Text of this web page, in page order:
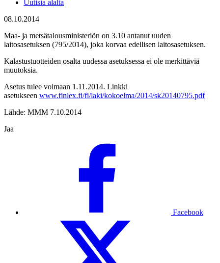
Uutisia alalta
08.10.2014
Maa- ja metsätalousministeriön on 3.10 antanut uuden
laitosasetuksen (795/2014), joka korvaa edellisen laitosasetuksen.
Kalastustuotteiden osalta uudessa asetuksessa ei ole merkittäviä
muutoksia.
Asetus tulee voimaan 1.11.2014. Linkki
asetukseen www.finlex.fi/fi/laki/kokoelma/2014/sk20140795.pdf
Lähde: MMM 7.10.2014
Jaa
Facebook